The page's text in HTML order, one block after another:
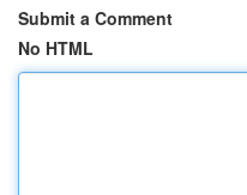
Submit a Comment
No HTML